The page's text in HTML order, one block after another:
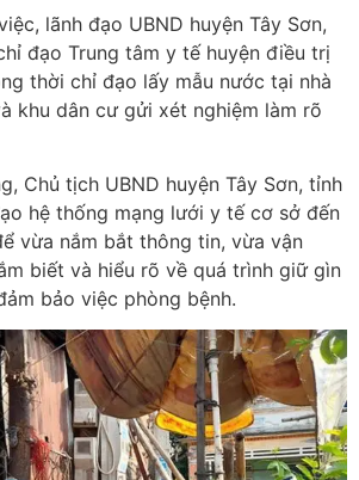
lãnh đạo UBND huyện Tây Sơn,
đạo Trung tâm y tế huyện điều trị
thời chỉ đạo lấy mẫu nước tại nhà
khu dân cư gửi xét nghiệm làm rõ
Chủ tịch UBND huyện Tây Sơn, tỉnh
hệ thống mạng lưới y tế cơ sở đến
vừa nắm bắt thông tin, vừa vận
biết và hiểu rõ về quá trình giữ gìn
bảo việc phòng bệnh.